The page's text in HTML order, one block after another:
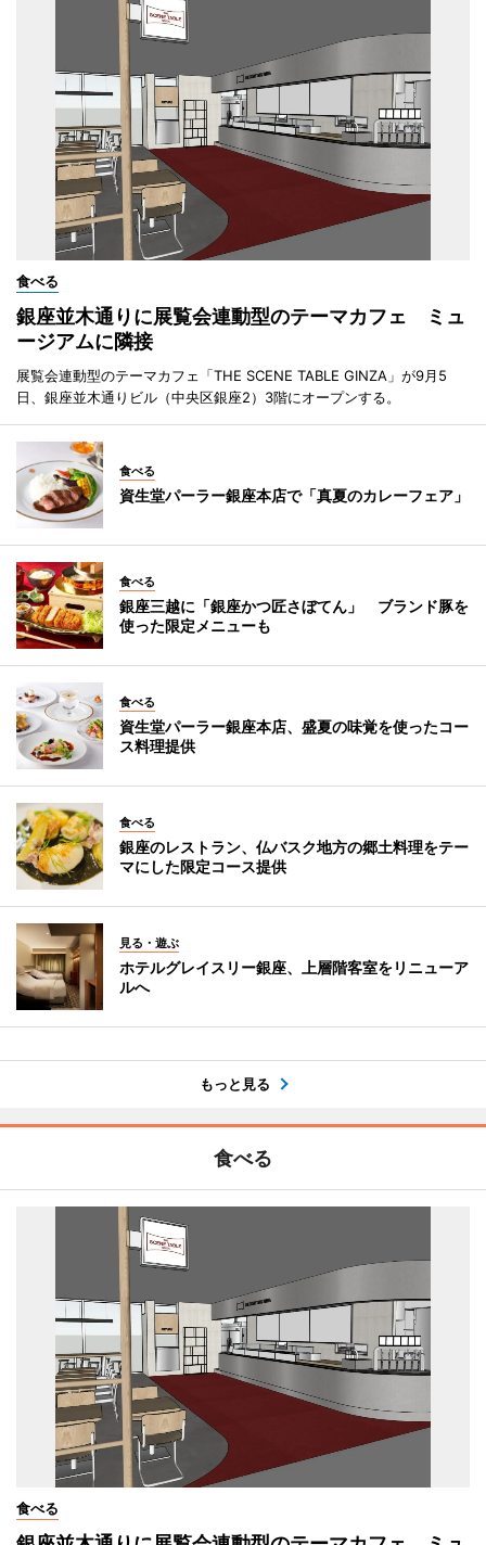
食べる
銀座並木通りに展覧会連動型のテーマカフェ ミュ
ージアムに隣接
展覧会連動型のテーマカフェ「THE SCENE TABLE GINZA」が9月5
日、銀座並木通りビル（中央区銀座2）3階にオープンする。
食べる
資生堂パーラー銀座本店で「真夏のカレーフェア」
食べる
銀座三越に「銀座かつ匠さぼてん」 ブランド豚を
使った限定メニューも
食べる
資生堂パーラー銀座本店、盛夏の味覚を使ったコー
ス料理提供
食べる
銀座のレストラン、仏バスク地方の郷土料理をテー
マにした限定コース提供
見る・遊ぶ
ホテルグレイスリー銀座、上層階客室をリニューア
ルへ
もっと見る
食べる
食べる